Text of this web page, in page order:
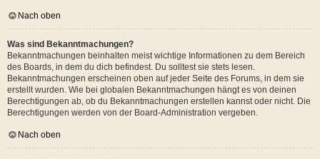
Nach oben
Was sind Bekanntmachungen?
Bekanntmachungen beinhalten meist wichtige Informationen zu dem Bereich
des Boards, in dem du dich befindest. Du solltest sie stets lesen.
Bekanntmachungen erscheinen oben auf jeder Seite des Forums, in dem sie
erstellt wurden. Wie bei globalen Bekanntmachungen hängt es von deinen
Berechtigungen ab, ob du Bekanntmachungen erstellen kannst oder nicht. Die
Berechtigungen werden von der Board-Administration vergeben.
Nach oben